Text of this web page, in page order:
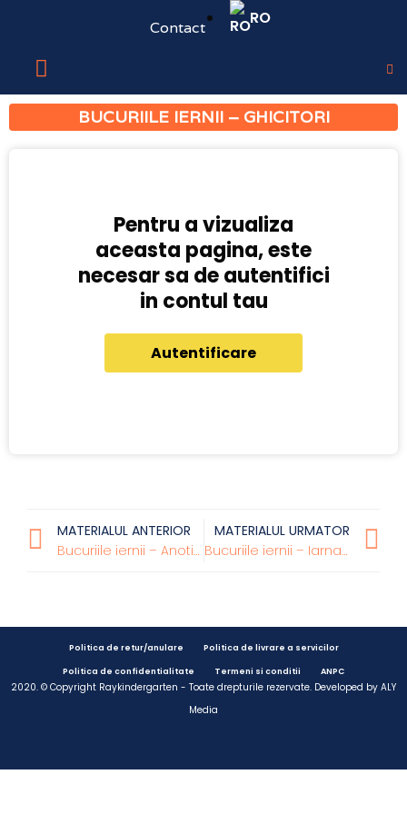
Contact RO
BUCURIILE IERNII – GHICITORI
Pentru a vizualiza
aceasta pagina, este
necesar sa de autentifici
in contul tau
Autentificare
MATERIALUL ANTERIOR
Bucuriile iernii – Anotimpul iarna – prezentare – Nivel I
MATERIALUL URMATOR
Bucuriile iernii – Iarna , de Otilia Cazimir
Politica de retur/anulare Politica de livrare a servicilor
Politica de confidentialitate Termeni si conditii ANPC
2020. © Copyright Raykindergarten - Toate drepturile rezervate. Developed by ALY
Media